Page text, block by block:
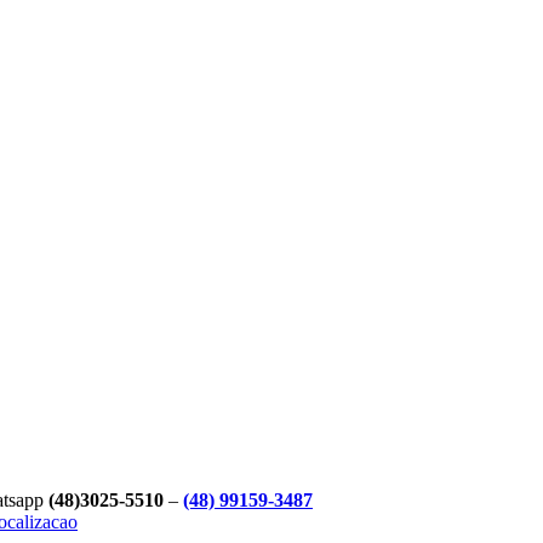
(48)3025-5510 – (48) 99159-3487